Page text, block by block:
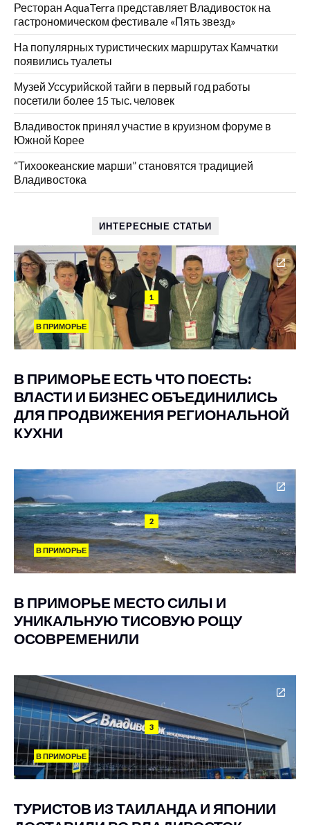
Ресторан AquaTerra представляет Владивосток на
гастрономическом фестивале «Пять звезд»
На популярных туристических маршрутах Камчатки
появились туалеты
Музей Уссурийской тайги в первый год работы
посетили более 15 тыс. человек
Владивосток принял участие в круизном форуме в
Южной Корее
“Тихоокеанские марши” становятся традицией
Владивостока
ИНТЕРЕСНЫЕ СТАТЬИ
1
В ПРИМОРЬЕ
В ПРИМОРЬЕ ЕСТЬ ЧТО ПОЕСТЬ:
ВЛАСТИ И БИЗНЕС ОБЪЕДИНИЛИСЬ
ДЛЯ ПРОДВИЖЕНИЯ РЕГИОНАЛЬНОЙ
КУХНИ
2
В ПРИМОРЬЕ
В ПРИМОРЬЕ МЕСТО СИЛЫ И
УНИКАЛЬНУЮ ТИСОВУЮ РОЩУ
ОСОВРЕМЕНИЛИ
3
В ПРИМОРЬЕ
ТУРИСТОВ ИЗ ТАИЛАНДА И ЯПОНИИ